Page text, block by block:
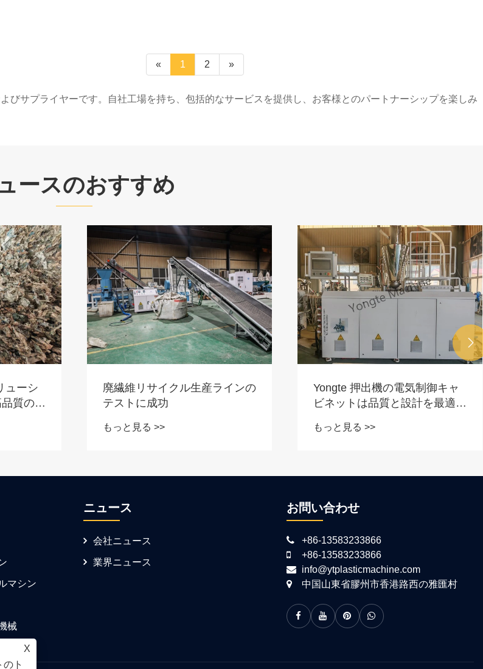
« 1 2 »
びサプライヤーです。自社工場を持ち、包括的なサービスを提供し、お客様とのパートナーシップを楽しみ
ースのおすすめ
ューシ
質の
廃繊維リサイクル生産ラインの
テストに成功
もっと見る >>
Yongte 押出機の電気制御キャ
ビネットは品質と設計を最適化
もっと見る >>

マシン
械
ニュース
会社ニュース
業界ニュース
お問い合わせ
+86-13583233866
+86-13583233866
info@ytplasticmachine.com
中国山東省膠州市香港路西の雅匯村
X
ト